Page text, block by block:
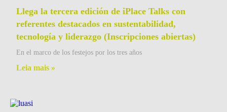
Llega la tercera edición de iPlace Talks con
referentes destacados en sustentabilidad,
tecnología y liderazgo (Inscripciones abiertas)
En el marco de los festejos por los tres años
Leia mais »